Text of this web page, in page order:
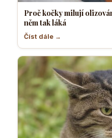
Proč kočky milují
něm tak láká
Číst dále →